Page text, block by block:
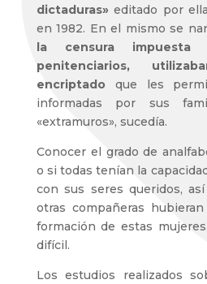
dictaduras» editado por
en 1982. En el mismo se
la censura
penitenciarios,
encriptado que les
informadas por sus
«extramuros», sucedía.
Conocer el grado de
o si todas tenían la
con sus seres queridos,
otras compañeras
formación de estas
difícil.
Los estudios realizados